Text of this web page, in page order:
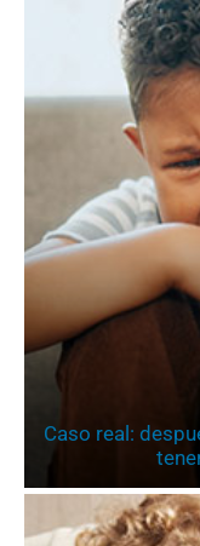
Caso real: